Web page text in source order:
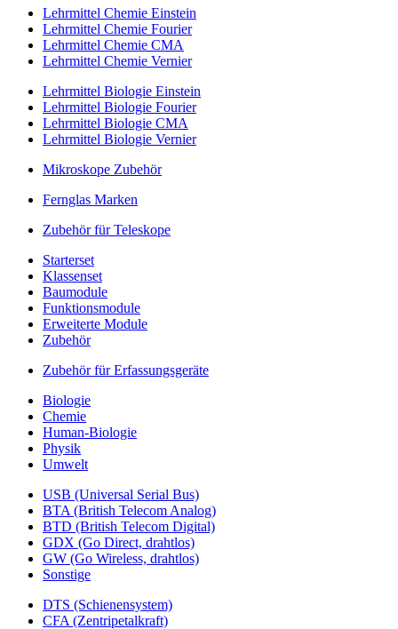
Lehrmittel Chemie Einstein
Lehrmittel Chemie Fourier
Lehrmittel Chemie CMA
Lehrmittel Chemie Vernier
Lehrmittel Biologie Einstein
Lehrmittel Biologie Fourier
Lehrmittel Biologie CMA
Lehrmittel Biologie Vernier
Mikroskope Zubehör
Fernglas Marken
Zubehör für Teleskope
Starterset
Klassenset
Baumodule
Funktionsmodule
Erweiterte Module
Zubehör
Zubehör für Erfassungsgeräte
Biologie
Chemie
Human-Biologie
Physik
Umwelt
USB (Universal Serial Bus)
BTA (British Telecom Analog)
BTD (British Telecom Digital)
GDX (Go Direct, drahtlos)
GW (Go Wireless, drahtlos)
Sonstige
DTS (Schienensystem)
CFA (Zentripetalkraft)